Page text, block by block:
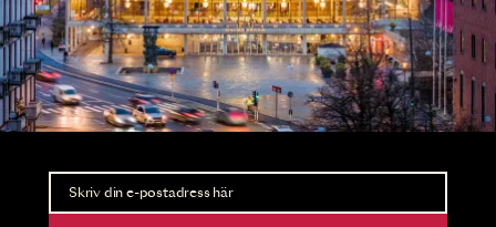
Nyhetsbrev
Ta del av förhandsinformation och biljettsläpp.